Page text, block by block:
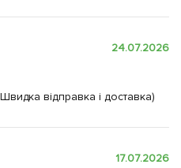
24.07.2026
відправка і доставка)
17.07.2026